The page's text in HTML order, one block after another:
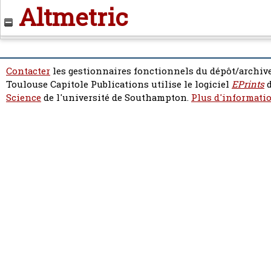
Altmetric
Contacter les gestionnaires fonctionnels du dépôt/
Toulouse Capitole Publications utilise le logiciel EPrints
Sciencede l'université de Southampton. Plus